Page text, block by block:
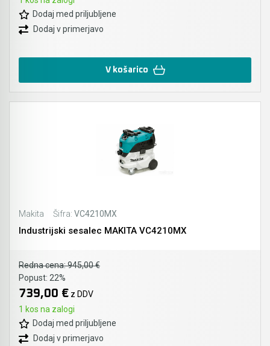
Dodaj med priljubljene
Dodaj v primerjavo
V košarico
Makita Šifra: VC4210MX
Industrijski sesalec MAKITA VC4210MX
Redna cena:945,00 €
Popust: 22%
739,00 € z DDV
1 kos na zalogi
Dodaj med priljubljene
Dodaj v primerjavo